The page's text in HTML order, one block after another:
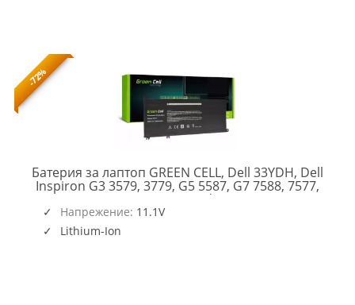
-72%
Батерия за лаптоп GREEN CELL, Dell 33YDH, Dell
Inspiron G3 3579, 3779, G5 5587, G7 7588, 7577,
7773, 7778, 7779, 7786, Latitude 3380, 3480, 3490,
3590, 15.2V, 3400mAh
Напрежение: 11.1V
Lithium-Ion